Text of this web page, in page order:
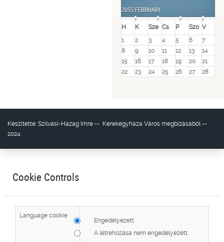
2055 FEBRUARY
H K Sze Cs P Szo V
1
2 3 4 5 6
7
8
9 10 11 12 13
14
15
16 17 18 19 20
21
22
23 24 25 26 27 28
Készítette: Szilvási-Hazag Imre -- Kerekegyháza Város megbízásából --
2024.
Cookie Controls
Language cookie
Engedélyezett
A létrehozása nem engedélyezett.